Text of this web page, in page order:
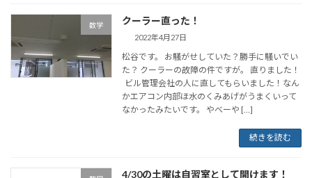
数学 クーラー直った！
2022年4月27日
松谷です。 お騒がせしていた？勝手に騒いでい
た？ クーラーの故障の件ですが。 直りました！
ビル管理会社の人に直してもらいました！なん
かエアコン内部ほ水のくみあげがうまくいって
なかったみたいです。 やべーや […]
続きを読む
4/30の土曜は自習室として開けます！